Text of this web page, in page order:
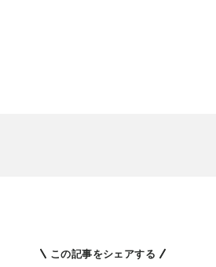
この記事をシェアする